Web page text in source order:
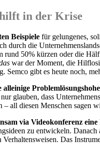
in der Krise
Beispiele für gelungenes,
durch die
rund 50% kürzen oder die
war der Moment, die
Semco gibt es heute noch,
glauben, dass
– all diesen Menschen sagen
via Videokonferenz
zu entwickeln.
Das